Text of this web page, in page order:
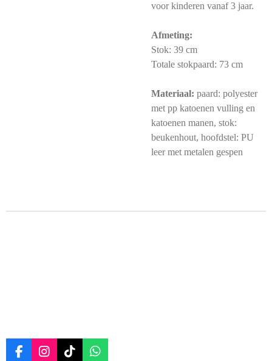
voor kinderen vanaf 3 jaar.
Afmeting:
Stok: 39 cm
Totale stokpaard: 73 cm
Materiaal: paard: polyester
met pp katoenen vulling en
katoenen manen, stok:
beukenhout, hoofdstel: PU
leer met metalen gespen
F I T W